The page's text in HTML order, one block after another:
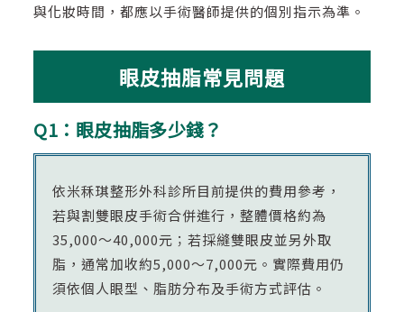
與化妝時間，都應以手術醫師提供的個別指示為準。
眼皮抽脂常見問題
Q1：眼皮抽脂多少錢？
依米秝琪整形外科診所目前提供的費用參考，
若與割雙眼皮手術合併進行，整體價格約為
35,000～40,000元；若採縫雙眼皮並另外取
脂，通常加收約5,000～7,000元。實際費用仍
須依個人眼型、脂肪分布及手術方式評估。